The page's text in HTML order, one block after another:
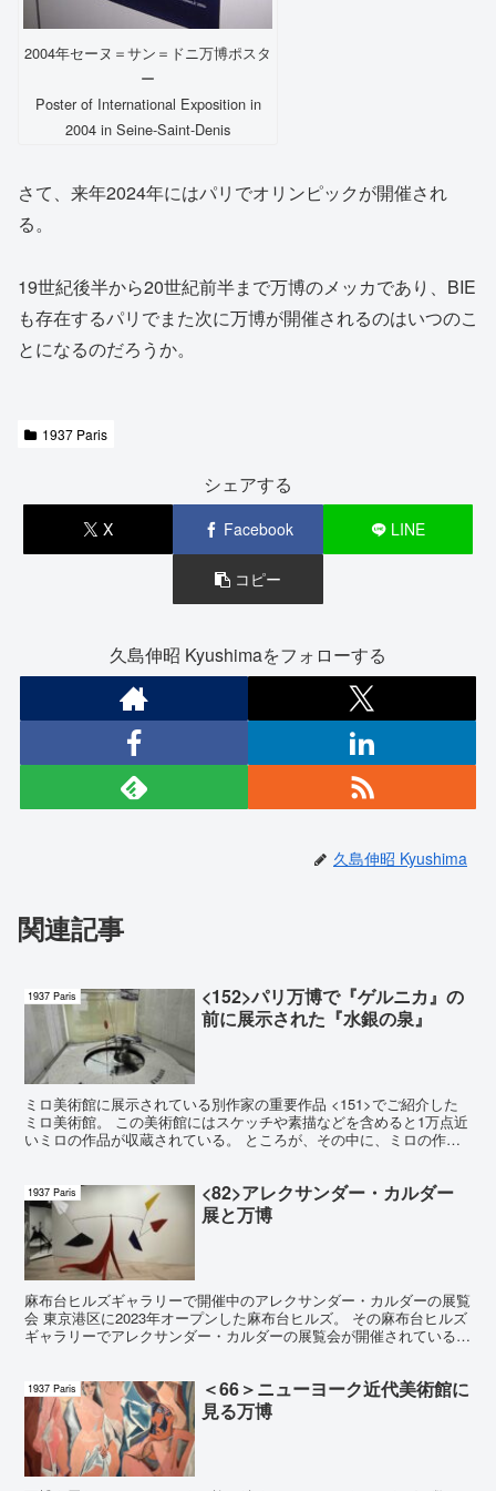
2004年セーヌ＝サン＝ドニ万博ポスタ
ー
Poster of International Exposition in
2004 in Seine-Saint-Denis
さて、来年2024年にはパリでオリンピックが開催され
る。
19世紀後半から20世紀前半まで万博のメッカであり、BIE
も存在するパリでまた次に万博が開催されるのはいつのこ
とになるのだろうか。
1937 Paris
シェアする
X Facebook LINE
コピー
久島伸昭 Kyushimaをフォローする
久島伸昭 Kyushima
関連記事
1937 Paris
<152>パリ万博で『ゲルニカ』の
前に展示された『水銀の泉』
ミロ美術館に展示されている別作家の重要作品 <151>でご紹介した
ミロ美術館。 この美術館にはスケッチや素描などを含めると1万点近
いミロの作品が収蔵されている。 ところが、その中に、ミロの作品
1937 Paris
<82>アレクサンダー・カルダー
展と万博
麻布台ヒルズギャラリーで開催中のアレクサンダー・カルダーの展覧
会 東京港区に2023年オープンした麻布台ヒルズ。 その麻布台ヒルズ
ギャラリーでアレクサンダー・カルダーの展覧会が開催されている。
1937 Paris
＜66＞ニューヨーク近代美術館に
見る万博